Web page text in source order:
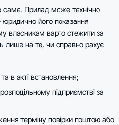
саме. Прилад може технічно
його показання
власникам варто стежити за
лише на те, чи справно рахує
в акті встановлення;
підприємстві за
терміну повірки поштою або